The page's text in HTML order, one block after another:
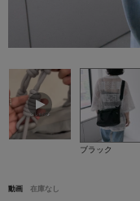
ブラック
動画 在庫なし